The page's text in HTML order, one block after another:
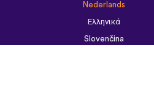
Nederlands
Ελληνικά
Slovenčina